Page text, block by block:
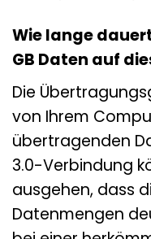
Wie lange
GB Daten auf
Die
von Ihrem
übertragenden
3.0-Verbindung
ausgehen, dass
Datenmengen